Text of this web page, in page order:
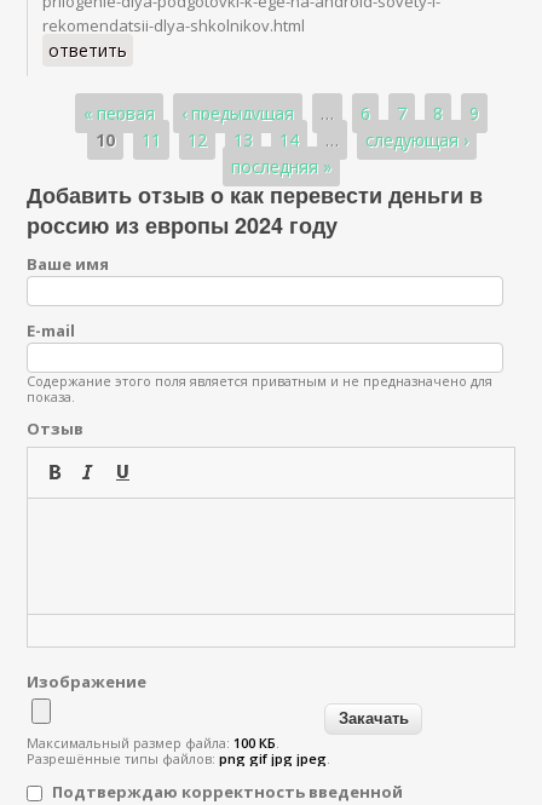
rekomendatsii-dlya-shkolnikov.html
ответить
Страницы
« первая ‹ предыдущая … 6 7 8
9
10
11 12 13 14 …
следующая ›
последняя »
Добавить отзыв о как перевести деньги в
россию из европы 2024 году
Ваше имя
E-mail
Содержание этого поля является приватным и не предназначено для
показа.
Отзыв
Изображение
Максимальный размер файла:100 КБ.
Разрешённые типы файлов:png gif jpg jpeg.
Подтверждаю корректность введенной